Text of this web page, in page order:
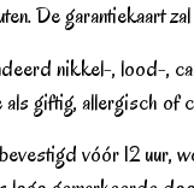
De garantiekaart
nikkel-, lood-,
giftig, allergisch of
vóór 12